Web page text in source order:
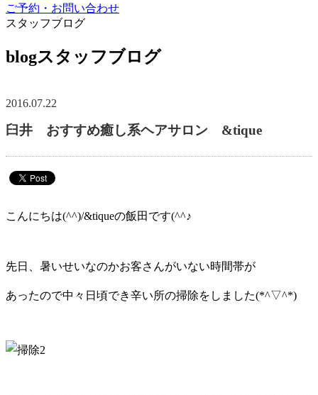
ご予約・お問い合わせ
スタッフブログ
blogスタッフブログ
2016.07.22
臼井 おすすめ癒し系ヘアサロン &tique
こんにちは(^^)/&tiqueの飯田です(^^♪
先日、暑いせいなのかお客さんがいない時間帯が
あったので中々日頃でき辛い所の掃除をしました(*^▽^*)